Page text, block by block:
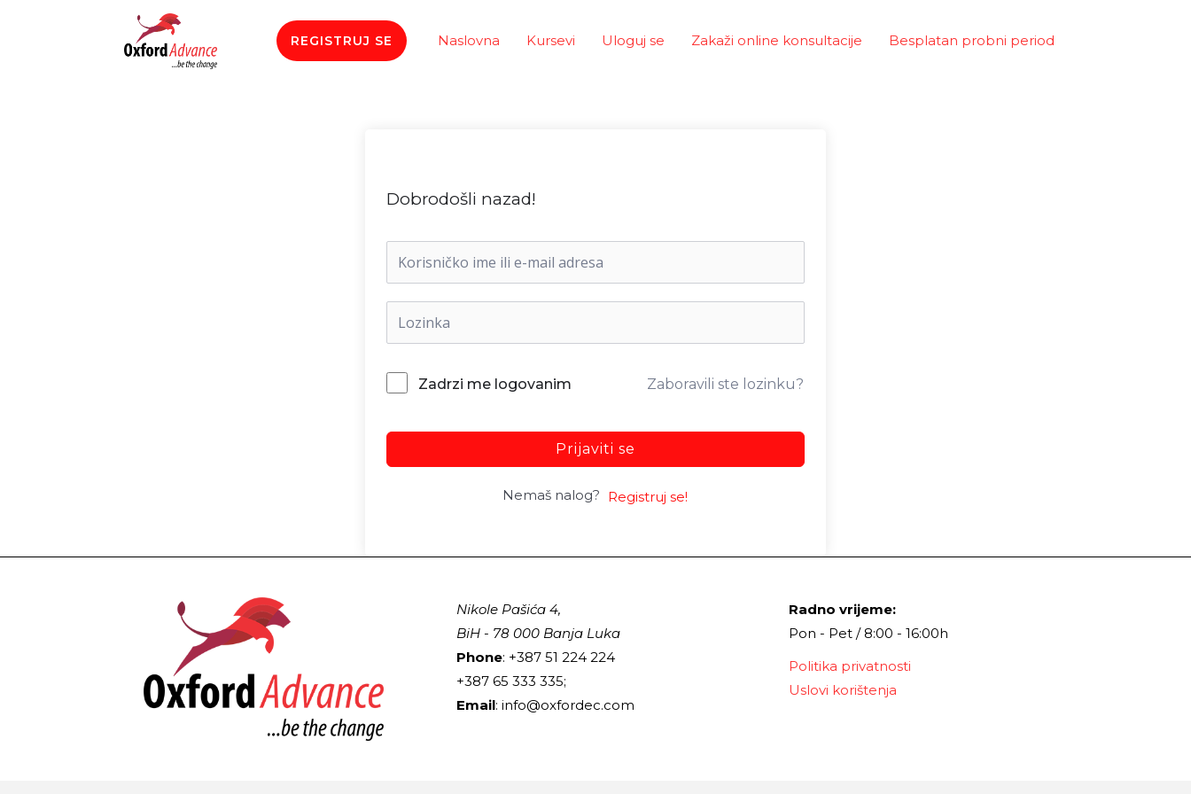
REGISTRUJ SE Naslovna Kursevi Uloguj se Zakaži online konsultacije Besplatan probni period
Dobrodošli nazad!
Zadrzi me logovanim Zaboravili ste lozinku?
Prijaviti se
Nemaš nalog? Registruj se!
Nikole Pašića 4,
BiH - 78 000 Banja Luka
Phone: +387 51 224 224
+387 65 333 335;
Email: info@oxfordec.com
Radno vrijeme:
Pon - Pet / 8:00 - 16:00h
Politika privatnosti
Uslovi korištenja